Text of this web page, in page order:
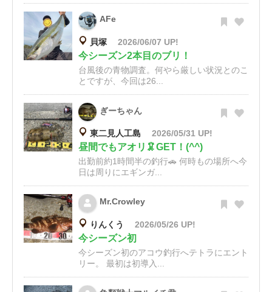
AFe
貝塚 2026/06/07 UP!
今シーズン2本目のブリ！
台風後の青物調査。何やら厳しい状況とのこ
とですが、今回は26...
ぎーちゃん
東二見人工島 2026/05/31 UP!
昼間でもアオリ🦑GET！(^^)
出勤前約1時間半の釣行🚗 何時もの場所へ今
日は周りにエギンガ...
Mr.Crowley
りんくう 2026/05/26 UP!
今シーズン初
今シーズン初のアコウ釣行へテトラにエント
リー。 最初は初導入...